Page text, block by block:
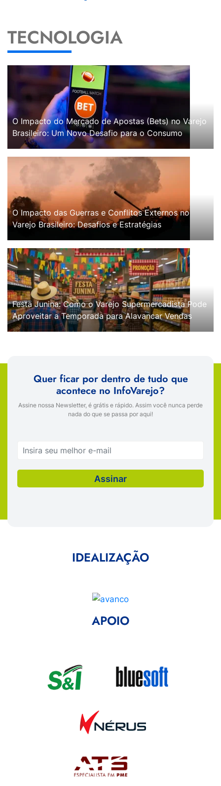
TECNOLOGIA
O Impacto do Mercado de Apostas (Bets) no Varejo
Brasileiro: Um Novo Desafio para o Consumo
O Impacto das Guerras e Conflitos Externos no
Varejo Brasileiro: Desafios e Estratégias
Festa Junina: Como o Varejo Supermercadista Pode
Aproveitar a Temporada para Alavancar Vendas
Quer ficar por dentro de tudo que
acontece no InfoVarejo?
Assine nossa Newsletter, é grátis e rápido. Assim você nunca perde
nada do que se passa por aqui!
IDEALIZAÇÃO
APOIO